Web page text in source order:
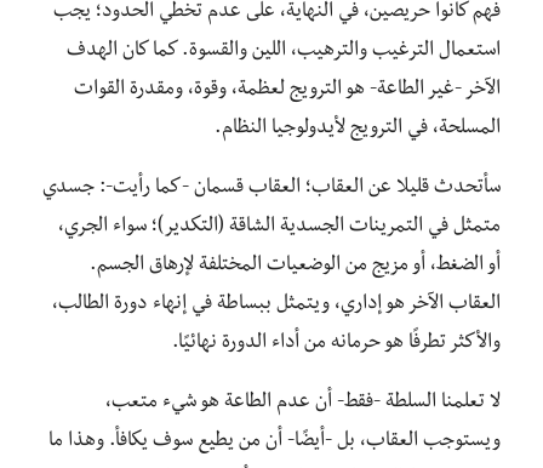
فهم كانوا حريصين، في النهاية، على عدم تخطي الحدود؛ يجب
استعمال الترغيب والترهيب، اللين والقسوة. كما كان الهدف
الآخر -غير الطاعة- هو الترويج لعظمة، وقوة، ومقدرة القوات
المسلحة، في الترويج لأيدولوجيا النظام.
سأتحدث قليلا عن العقاب؛ العقاب قسمان -كما رأيت-: جسدي
متمثل في التمرينات الجسدية الشاقة (التكدير)؛ سواء الجري،
أو الضغط، أو مزيج من الوضعيات المختلفة لإرهاق الجسم.
العقاب الآخر هو إداري، ويتمثل ببساطة في إنهاء دورة الطالب،
والأكثر تطرفًا هو حرمانه من أداء الدورة نهائيًا.
لا تعلمنا السلطة -فقط- أن عدم الطاعة هو شيء متعب،
ويستوجب العقاب، بل -أيضًا- أن من يطيع سوف يكافأ. وهذا ما